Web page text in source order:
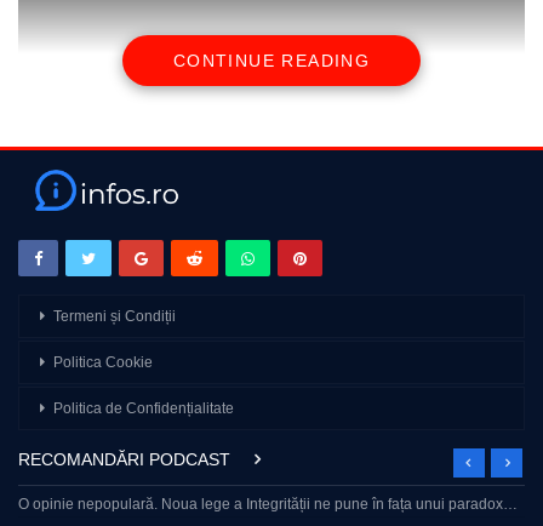
CONTINUE READING
Termeni și Condiții
Politica Cookie
Politica de Confidențialitate
RECOMANDĂRI PODCAST
O opinie nepopulară. Noua lege a Integrității ne pune în fața unui paradox…